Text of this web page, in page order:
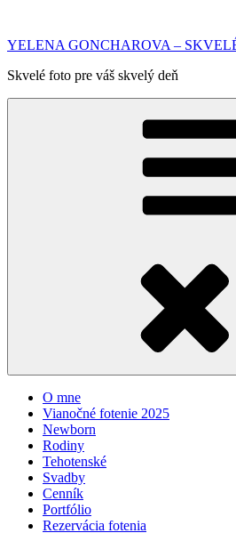
obsah
YELENA GONCHAROVA –
Skvelé foto pre váš skvelý deň
O mne
Vianočné fotenie 2025
Newborn
Rodiny
Tehotenské
Svadby
Cenník
Portfólio
Rezervácia fotenia